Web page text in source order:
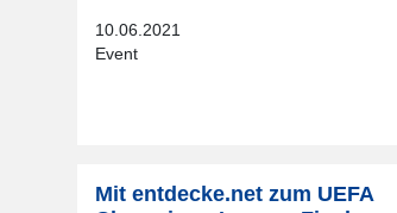
10.06.2021
Event
Mit entdecke.net zum UEFA